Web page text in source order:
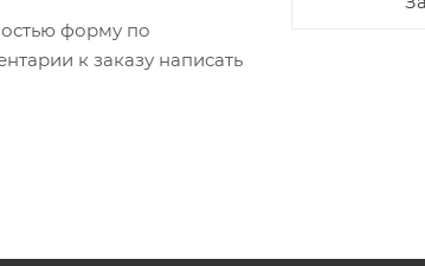
форму по
к заказу написать